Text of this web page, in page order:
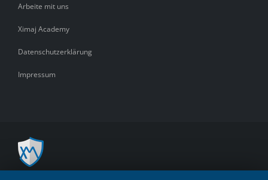
Arbeite mit uns
Ximaj Academy
Datenschutzerklärung
Impressum